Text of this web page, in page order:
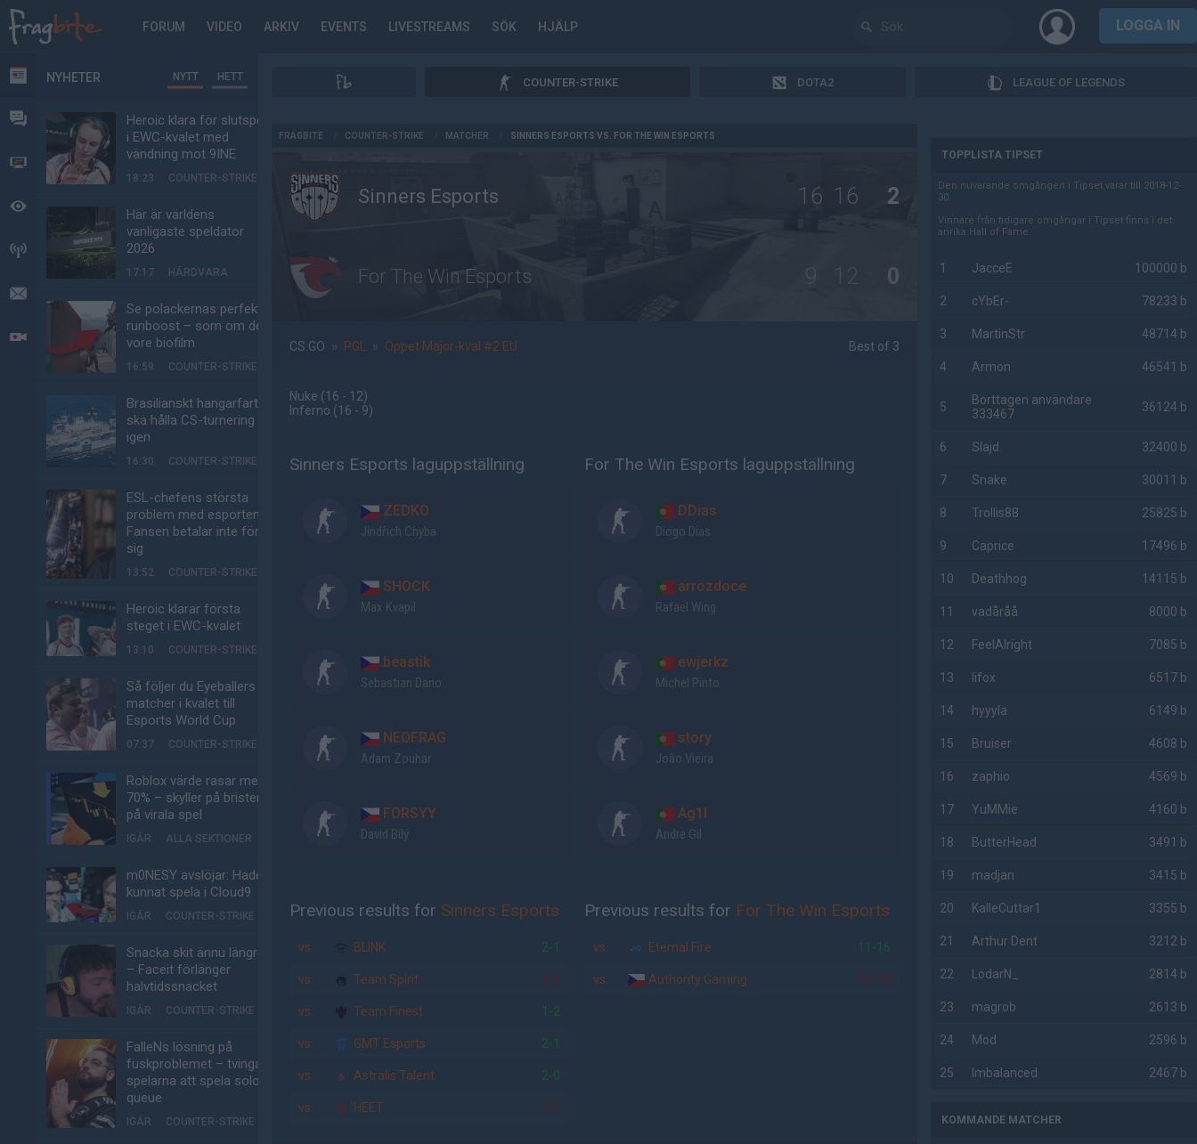
FORUM VIDEO ARKIV EVENTS LIVESTREAMS SÖK HJÄLP LOGGA IN
NYHETER
VIDEO
BEVAKAT
HÄNDELSER
LIVESÄNDNINGAR
NYHETER NYTT HETT
Heroic klara för slutspel
i EWC-kvalet med
vändning mot 9INE
18:23 COUNTER-STRIKE
Här är världens
vanligaste speldator
2026
17:17 HÅRDVARA
Se polackernas perfekta
runboost – som om det
vore biofilm
16:59 COUNTER-STRIKE
Brasilianskt hangarfartyg
ska hålla CS-turnering –
igen
16:30 COUNTER-STRIKE
ESL-chefens största
problem med esporten:
Fansen betalar inte för
sig
13:52 COUNTER-STRIKE
Heroic klarar första
steget i EWC-kvalet
13:10 COUNTER-STRIKE
Så följer du Eyeballers
matcher i kvalet till
Esports World Cup
07:37 COUNTER-STRIKE
Roblox värde rasar med
70% – skyller på bristen
på virala spel
IGÅR ALLA SEKTIONER
m0NESY avslöjar: Hade
kunnat spela i Cloud9
IGÅR COUNTER-STRIKE
Snacka skit ännu längre
– Faceit förlänger
halvtidssnacket
IGÅR COUNTER-STRIKE
FalleNs lösning på
fuskproblemet – tvinga
spelarna att spela solo-
queue
IGÅR COUNTER-STRIKE
COUNTER-STRIKE DOTA2 LEAGUE OF LEGENDS
FRAGBITE COUNTER-STRIKE MATCHER SINNERS ESPORTS VS. FOR THE WIN ESPORTS
Sinners Esports 16 16 2
For The Win Esports 9 12 0
CS:GO » PGL » Öppet Major-kval #2 EU Best of 3
Nuke (16 - 12)
Inferno (16 - 9)
Sinners Esports laguppställning
ZEDKO
Jindřich Chyba
SHOCK
Max Kvapil
beastik
Sebastian Dano
NEOFRAG
Adam Zouhar
FORSYY
David Bílý
For The Win Esports laguppställning
DDias
Diogo Dias
arrozdoce
Rafael Wing
ewjerkz
Michel Pinto
story
João Vieira
Ag1l
Andre Gil
Previous results for Sinners Esports
vs. BLINK 2-1
vs. Team Spirit 2-0
vs. Team Finest 1-2
vs. GMT Esports 2-1
vs. Astralis Talent 2-0
vs. HEET 2-1
Previous results for For The Win Esports
vs. Eternal Fire 11-16
vs. Authority Gaming 14-16
TOPPLISTA TIPSET
Den nuvarande omgången i Tipset varar till 2018-12-
30.
Vinnare från tidigare omgångar i Tipset finns i det
anrika Hall of Fame.
1 JacceE 100000 b
2 cYbEr- 78233 b
3 MartinStr 48714 b
4 Armon 46541 b
5
Borttagen användare
333467
36124 b
6 Slajd 32400 b
7 Snake 30011 b
8 Trollis88 25825 b
9 Caprice 17496 b
10 Deathhog 14115 b
11 vadåråå 8000 b
12 FeelAlright 7085 b
13 lifox 6517 b
14 hyyyla 6149 b
15 Bruiser 4608 b
16 zaphio 4569 b
17 YuMMie 4160 b
18 ButterHead 3491 b
19 madjan 3415 b
20 KalleCuttar1 3355 b
21 Arthur Dent 3212 b
22 LodarN_ 2814 b
23 magrob 2613 b
24 Mod 2596 b
25 Imbalanced 2467 b
KOMMANDE MATCHER